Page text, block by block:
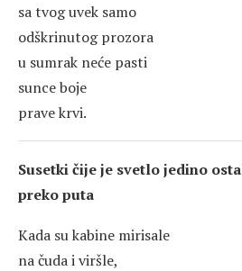
sa tvog uvek samo
odškrinutog prozora
u sumrak neće pasti
sunce boje
prave krvi.
Susetki čije je svetlo jedino
preko puta
Kada su kabine mirisale
na čuda i viršle,